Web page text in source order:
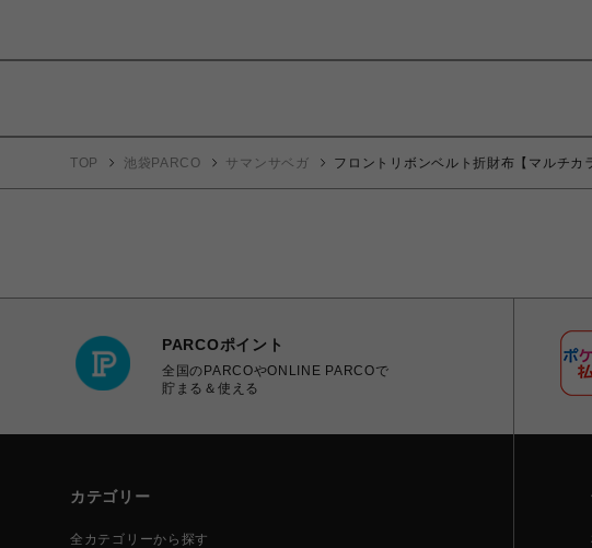
TOP 池袋PARCO サマンサベガ フロントリボンベルト折財布【マルチカ
PARCOポイント
全国のPARCOやONLINE PARCOで
貯まる＆使える
カテゴリー
全カテゴリーから探す